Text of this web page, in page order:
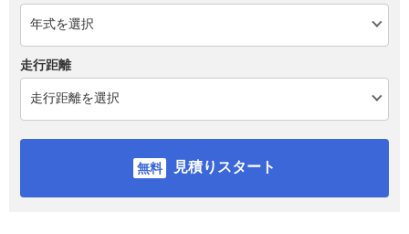
走行距離
見積りスタート